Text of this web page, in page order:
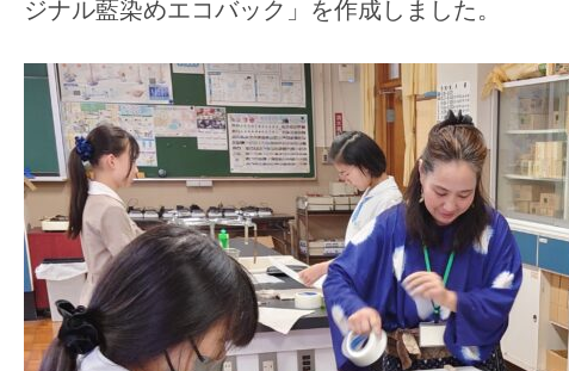
ジナル藍染めエコバック」を作成しました。